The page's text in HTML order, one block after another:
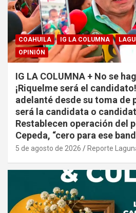
COAHUILA IG LA COLUMNA
OPINIÓN
IG LA COLUMNA + No se
¡Riquelme será el
adelanté desde su toma de
será la candidata o
Restablecen operación del
Cepeda, “cero para ese
5 de agosto de 2026 Reporte